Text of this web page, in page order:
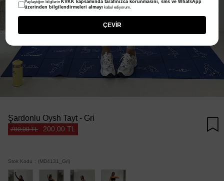
Şardonlu Oysh Tayt - Gri
700,00 TL 200,00 TL
Stok Kodu (MD4131_Gri)
Paylaştığım bilgilerin KVKK kapsamında tarafınızca korunmasını, sms ve WhatsApp
üzerinden bilgilendirmeleri almayı kabul ediyorum.
ÇEVİR